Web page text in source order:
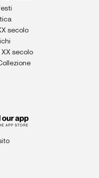
secolo
secolo